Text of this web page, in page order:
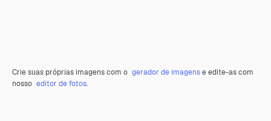
Crie suas próprias imagens com o gerador de imagense edite-as com
nosso editor de fotos.